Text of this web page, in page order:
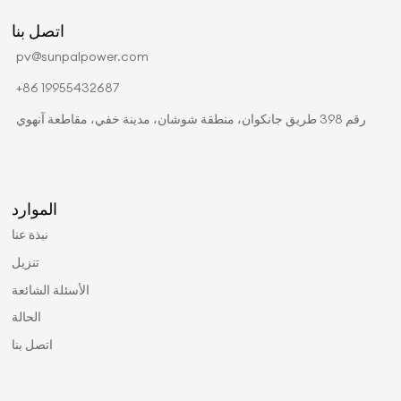
اتصل بنا
pv@sunpalpower.com
+86 19955432687
رقم 398 طريق جانكوان، منطقة شوشان، مدينة خفي، مقاطعة آنهوي
الموارد
نبذة عنا
تنزيل
الأسئلة الشائعة
الحالة
اتصل بنا